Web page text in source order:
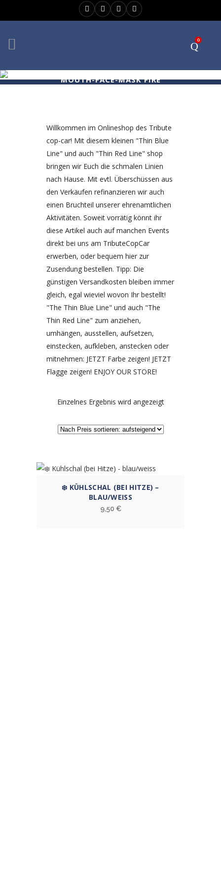
0
MOUTH-FACE-MASK FIRE
Willkommen im Onlineshop des Tribute
cop-car! Mit diesem kleinen "Thin Blue
Line" und auch "Thin Red Line" shop
bringen wir Euch die schmalen Linien
nach Hause. Mit evtl. Überschüssen aus
den Verkäufen refinanzieren wir auch
einen Bruchteil unserer ehrenamtlichen
Aktivitäten. Soweit vorrätig könnt ihr
diese Artikel auch auf manchen Events
direkt bei uns am TributeCopCar
erwerben, oder bequem hier zur
Zusendung bestellen. Tipp: Die
günstigen Versandkosten bleiben immer
gleich, egal wieviel wovon Ihr bestellt!
"The Thin Blue Line" und auch "The
Thin Red Line" zum anziehen,
umhängen, ausstellen, aufsetzen,
einstecken, aufkleben, anstecken oder
mitnehmen: JETZT Farbe zeigen! JETZT
Flagge zeigen! ENJOY OUR STORE!
Einzelnes Ergebnis wird angezeigt
❄️ KÜHLSCHAL (BEI HITZE) –
BLAU/WEISS
9,50 €